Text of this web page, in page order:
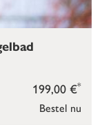
Bestel nu
199,00 €*